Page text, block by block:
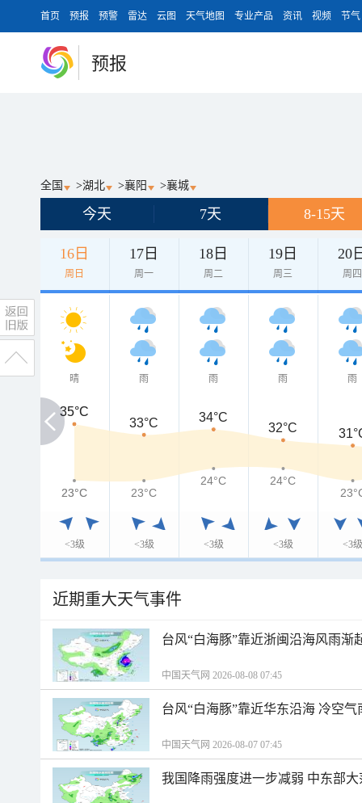
首页 预报 预警 雷达 云图 天气地图 专业产品 资讯 视频 节气
预报
全国 >湖北 >襄阳 >襄城
今天 7天 8-15天
16日
周日
17日
周一
18日
周二
19日
周三
20
周四
晴
<3级
雨
<3级
雨
<3级
雨
<3级
雨
<3级
35°C
35°C
33°C 34°C
32°C
23°C
23°C 23°C
24°C
24°C
近期重大天气事件
台风“白海豚”靠近浙闽沿海风雨渐
中国天气网 2026-08-08 07:45
台风“白海豚”靠近华东沿海 冷空
中国天气网 2026-08-07 07:45
我国降雨强度进一步减弱 中东部